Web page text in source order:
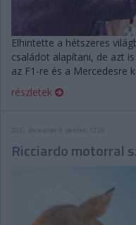
Elhintette a hétszeres
családot alapítani, de azt
az F1-re és a Mercedesre
részletek
2022. december 9. péntek, 12:20
Ricciardo motorral